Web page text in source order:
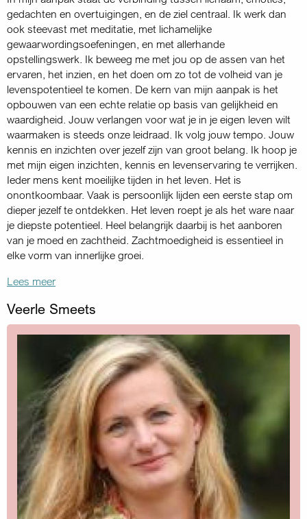
gedachten en overtuigingen, en de ziel centraal. Ik werk dan
ook steevast met meditatie, met lichamelijke
gewaarwordingsoefeningen, en met allerhande
opstellingswerk. Ik beweeg me met jou op de assen van het
ervaren, het inzien, en het doen om zo tot de volheid van je
levenspotentieel te komen. De kern van mijn aanpak is het
opbouwen van een echte relatie op basis van gelijkheid en
waardigheid. Jouw verlangen voor wat je in je eigen leven wilt
waarmaken is steeds onze leidraad. Ik volg jouw tempo. Jouw
kennis en inzichten over jezelf zijn van groot belang. Ik hoop je
met mijn eigen inzichten, kennis en levenservaring te verrijken.
Ieder mens kent moeilijke tijden in het leven. Het is
onontkoombaar. Vaak is persoonlijk lijden een eerste stap om
dieper jezelf te ontdekken. Het leven roept je als het ware naar
je diepste potentieel. Heel belangrijk daarbij is het aanboren
van je moed en zachtheid. Zachtmoedigheid is essentieel in
elke vorm van innerlijke groei.
Lees meer
Veerle Smeets